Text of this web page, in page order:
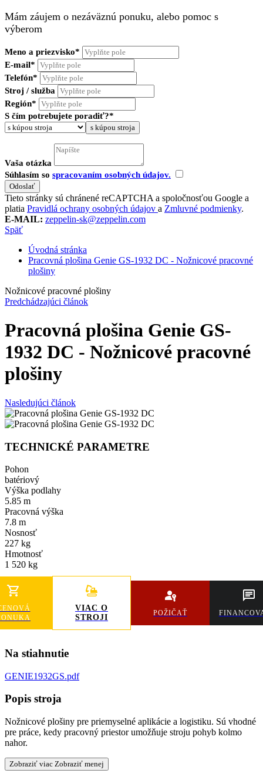
Mám záujem o nezáväznú ponuku, alebo pomoc s
výberom
Meno a priezvisko*
E-mail*
Telefón*
Stroj / služba
Región*
S čím potrebujete poradiť?*
s kúpou stroja
Vaša otázka
Súhlasím so spracovaním osobných údajov.
Tieto stránky sú chránené reCAPTCHA a spoločnosťou Google a
platia Pravidlá ochrany osobných údajov a Zmluvné podmienky.
E-MAIL: zeppelin-sk@zeppelin.com
Späť
Úvodná stránka
Pracovná plošina Genie GS-1932 DC - Nožnicové pracovné
plošiny
Nožnicové pracovné plošiny
Predchádzajúci článok
Pracovná plošina Genie GS-
1932 DC - Nožnicové pracovné
plošiny
Nasledujúci článok
TECHNICKÉ PARAMETRE
Pohon
batériový
Výška podlahy
5.85 m
Pracovná výška
7.8 m
Nosnosť
227 kg
Hmotnosť
1 520 kg
VIAC O
STROJI
POŽIČAŤ
Na stiahnutie
GENIE1932GS.pdf
Popis stroja
Nožnicové plošiny pre priemyselné aplikácie a logistiku. Sú vhodné
pre práce, kedy pracovný priestor umožňuje stroju pohyb kolmo
nahor.
Zobraziť viac Zobraziť menej